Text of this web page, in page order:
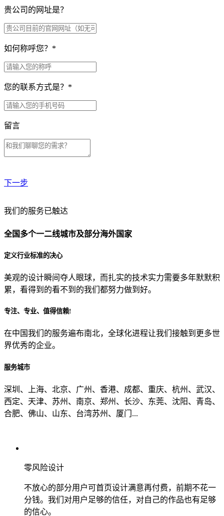
贵公司的网址是？
如何称呼您？ *
您的联系方式是？ *
留言
下一步
贵公司预算范围是？
贵公司的团队规模是？
目前主要的营销渠道是？
我们的服务已触达
全国多个一二线城市及部分海外国家
定义行业标准的决心
美观的设计瞬间夺人眼球，而扎实的技术实力需要多年默默积
累，看得到的看不到的我们都努力做到好。
专注、专业、值得信赖!
在中国我们的服务遍布南北，全球化进程让我们接触到更多世
界优秀的企业。
服务城市
深圳、上海、北京、广州、香港、成都、重庆、杭州、武汉、
西定、天津、苏州、南京、郑州、长沙、东莞、沈阳、青岛、
合肥、佛山、山东、台湾苏州、厦门...
零风险设计
不放心的部分用户可首页设计满意再付费，前期不花一
分钱。我们对用户足够的信任，对自己的作品也有足够
的信心。